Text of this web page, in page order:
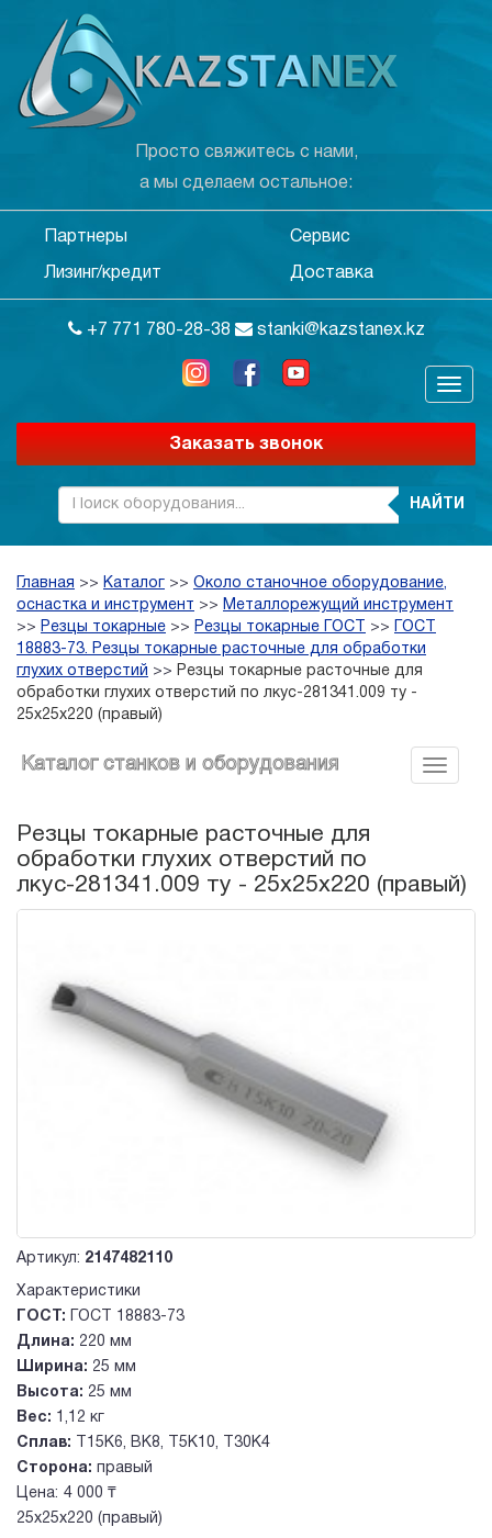
Просто свяжитесь с нами,
а мы сделаем остальное:
Партнеры Сервис
Лизинг/кредит Доставка
+7 771 780-28-38 stanki@kazstanex.kz
Заказать звонок
НАЙТИ
Главная >> Каталог >> Около станочное оборудование,
оснастка и инструмент >> Металлорежущий инструмент
>> Резцы токарные >> Резцы токарные ГОСТ >>
ГОСТ
18883-73. Резцы токарные расточные для обработки
глухих отверстий >> Резцы токарные расточные для
обработки глухих отверстий по лкус-281341.009 ту -
25х25х220 (правый)
Каталог станков и оборудования
Резцы токарные расточные для
обработки глухих отверстий по
лкус-281341.009 ту - 25х25х220 (правый)
Артикул: 2147482110
Характеристики
ГОСТ:
ГОСТ 18883-73
Длина: 220 мм
Ширина: 25 мм
Высота: 25 мм
Вес: 1,12 кг
Сплав:
Т15К6, ВК8, Т5К10, Т30К4
Сторона: правый
Цена: 4 000 ₸
25х25х220 (правый)